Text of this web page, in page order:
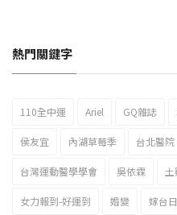
2023新北市北海岸國際
熱門關鍵字
110全中運 Ariel GQ雜誌
侯友宜 內湖草莓季 台北醫院
台灣運動醫學學會 吳依霖
女力報到-好運到 婚變 嫁台